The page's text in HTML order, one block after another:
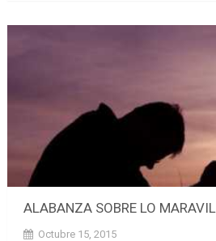
ALABANZA SOBRE LO
Octubre 15, 2015